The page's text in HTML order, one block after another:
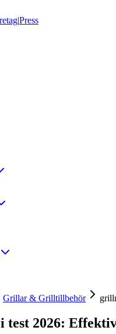
|Press
Grillar & Grilltillbehör
test 2026: